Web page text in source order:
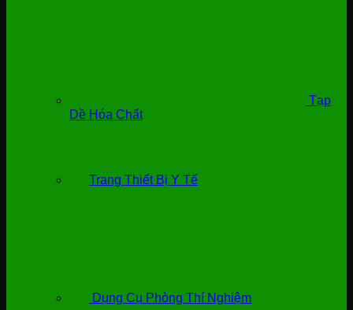
Tạp
Dề Hóa Chất
Trang Thiết Bị Y Tế
Dụng Cụ Phòng Thí Nghiệm